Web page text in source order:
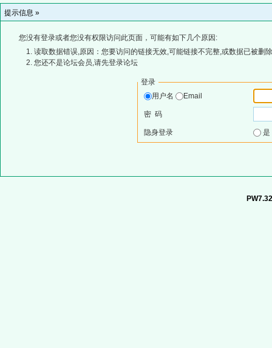
提示信息 »
您没有登录或者您没有权限访问此页面，可能有如下几个原因:
读取数据错误,原因：您要访问的链接无效,可能链接不完整,或数据已被删
您还不是论坛会员,请先登录论坛
登录
用户名
Email
密 码
隐身登录